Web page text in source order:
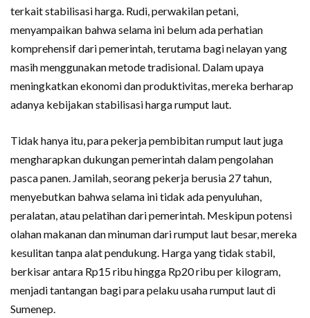
terkait stabilisasi harga. Rudi, perwakilan petani,
menyampaikan bahwa selama ini belum ada perhatian
komprehensif dari pemerintah, terutama bagi nelayan yang
masih menggunakan metode tradisional. Dalam upaya
meningkatkan ekonomi dan produktivitas, mereka berharap
adanya kebijakan stabilisasi harga rumput laut.
Tidak hanya itu, para pekerja pembibitan rumput laut juga
mengharapkan dukungan pemerintah dalam pengolahan
pasca panen. Jamilah, seorang pekerja berusia 27 tahun,
menyebutkan bahwa selama ini tidak ada penyuluhan,
peralatan, atau pelatihan dari pemerintah. Meskipun potensi
olahan makanan dan minuman dari rumput laut besar, mereka
kesulitan tanpa alat pendukung. Harga yang tidak stabil,
berkisar antara Rp15 ribu hingga Rp20 ribu per kilogram,
menjadi tantangan bagi para pelaku usaha rumput laut di
Sumenep.